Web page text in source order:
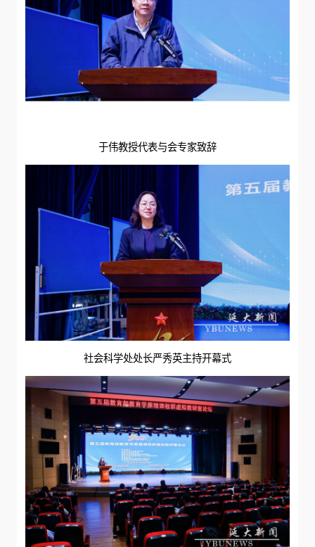
于伟教授代表与会专家致辞
社会科学处处长严秀英主持开幕式